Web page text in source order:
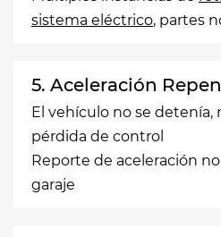
sistema eléctrico, partes
5. Aceleración
El vehículo no se detenía,
pérdida de control
Reporte de aceleración
garaje